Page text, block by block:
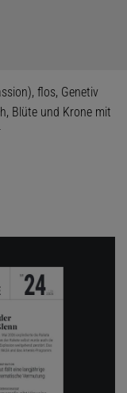
flos, Genetiv
Blüte und Krone mit